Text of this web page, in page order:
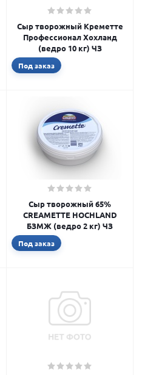
Сыр творожный Креметте
Профессионал Хохланд
(ведро 10 кг) ЧЗ
Под заказ
Сыр творожный 65%
CREAMETTE HOCHLAND
БЗМЖ (ведро 2 кг) ЧЗ
Под заказ